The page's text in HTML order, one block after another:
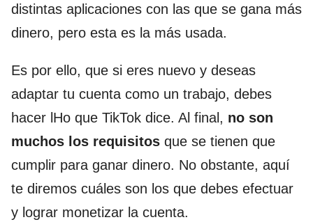
distintas aplicaciones con las que se gana más
dinero, pero esta es la más usada.
Es por ello, que si eres nuevo y deseas
adaptar tu cuenta como un trabajo, debes
hacer lHo que TikTok dice. Al final, no son
muchos los requisitos que se tienen que
cumplir para ganar dinero. No obstante, aquí
te diremos cuáles son los que debes efectuar
y lograr monetizar la cuenta.